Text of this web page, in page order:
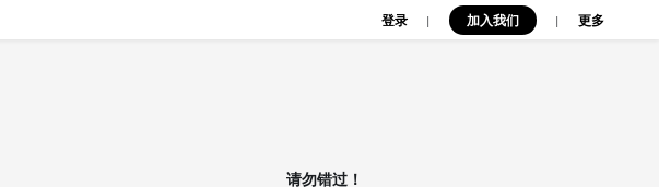
登录 | 加入我们 | 更多
请勿错过！